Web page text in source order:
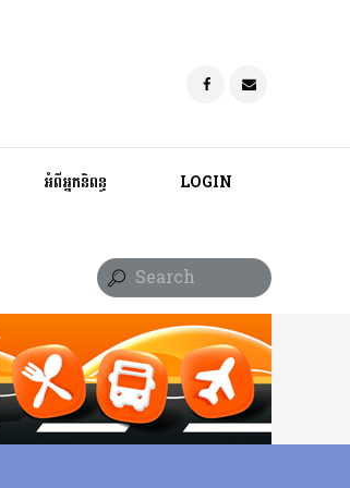
អំពីអ្នកនិពន្ធ LOGIN